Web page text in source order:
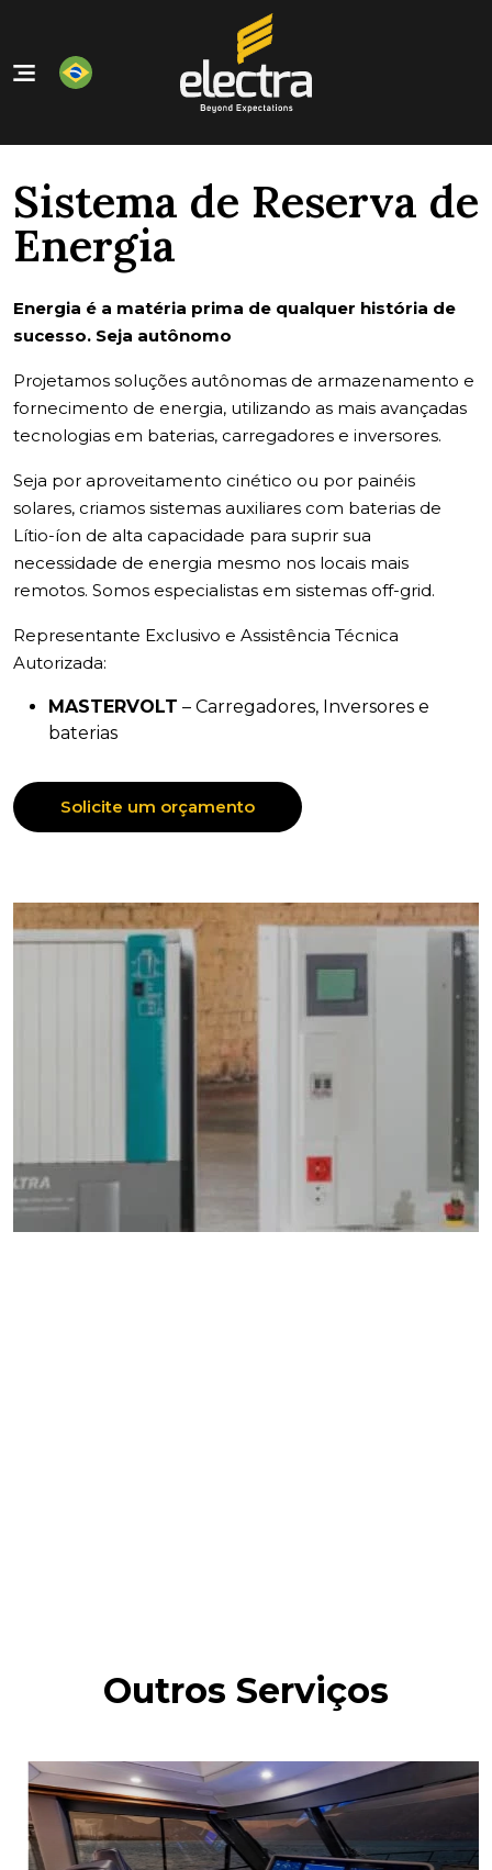
Home
Nossos Produtos
Quem Somos
Nossos Serviços
Sistema de Reserva de
Energia
Energia é a matéria prima de qualquer história de
sucesso. Seja autônomo
Projetamos soluções autônomas de armazenamento e
fornecimento de energia, utilizando as mais avançadas
tecnologias em baterias, carregadores e inversores.
Seja por aproveitamento cinético ou por painéis
solares, criamos sistemas auxiliares com baterias de
Lítio-íon de alta capacidade para suprir sua
necessidade de energia mesmo nos locais mais
remotos. Somos especialistas em sistemas off-grid.
Representante Exclusivo e Assistência Técnica
Autorizada:
MASTERVOLT – Carregadores, Inversores e
baterias
Solicite um orçamento
Outros Serviços